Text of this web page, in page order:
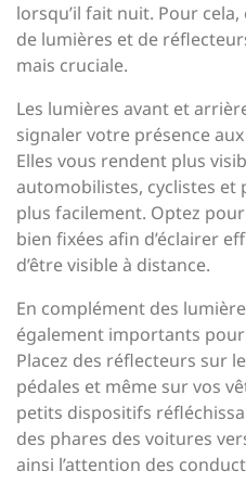
lorsqu’il fait nuit. Pour
de lumières et de
mais cruciale.
Les lumières avant et
signaler votre présence
Elles vous rendent plus
automobilistes, cyclistes et
plus facilement. Optez
bien fixées afin d’éclairer
d’être visible à distance.
En complément des
également importants
Placez des réflecteurs sur
pédales et même sur vos
petits dispositifs
des phares des voitures
ainsi l’attention des